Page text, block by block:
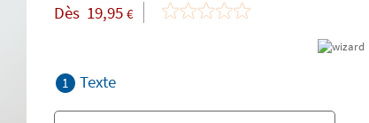
Dès 19,95 €
1 Texte